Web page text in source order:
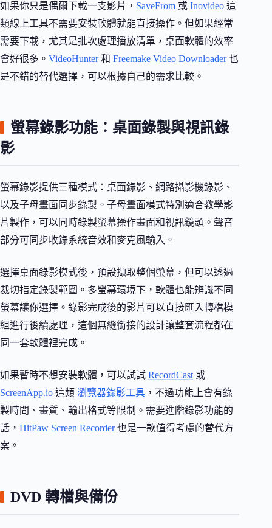
如果你只是偶爾下載一支影片， SaveFrom 或 Inovideo 這
類線上工具不需要安裝軟體就能直接操作。但如果經常
需要下載，尤其是批次處理播放清單，桌面軟體的效率
會好很多。 VideoHunter和 Freemake Video Downloader也
是不錯的替代選擇，可以根據自己的需求比較。
螢幕錄影功能：桌面錄製與視訊錄
影
螢幕錄影提供三種模式：桌面錄影、網路攝影機錄影、
以及子母畫面同步錄製。子母畫面模式特別適合教學影
片製作，可以同時錄製螢幕操作畫面和視訊鏡頭。聲音
部分可同步收錄系統音效和麥克風輸入。
選擇桌面錄影模式後，預設擷取整個螢幕，但可以透過
裁切指定錄製範圍。多螢幕環境下，軟體也能辨識不同
螢幕讓你選擇。錄影完成後的影片可以直接匯入轉檔模
組進行後續處理，這個無縫銜接的設計讓整套流程都在
同一套軟體裡完成。
如果暫時不想安裝軟體，可以試試 RecordCast 或
ScreenApp.io 這類 瀏覽器錄影工具 ，不過功能上會有錄
製時間、畫質、輸出格式等限制。需要進階錄影功能的
話， HitPaw Screen Recorder也是一款值得考慮的替代方
案。
DVD 轉檔與備份